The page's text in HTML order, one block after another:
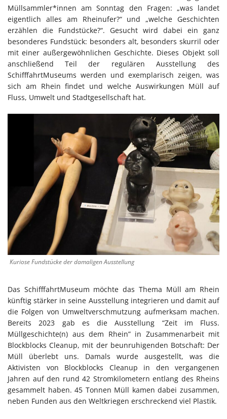
Müllsammler*innen am Sonntag den Fragen: „was landet
eigentlich alles am Rheinufer?“ und „welche Geschichten
erzählen die Fundstücke?“. Gesucht wird dabei ein ganz
besonderes Fundstück: besonders alt, besonders skurril oder
mit einer außergewöhnlichen Geschichte. Dieses Objekt soll
anschließend Teil der regulären Ausstellung des
SchifffahrtMuseums werden und exemplarisch zeigen, was
sich am Rhein findet und welche Auswirkungen Müll auf
Fluss, Umwelt und Stadtgesellschaft hat.
Kuriose Fundstücke der damaligen Ausstellung
Das SchifffahrtMuseum möchte das Thema Müll am Rhein
künftig stärker in seine Ausstellung integrieren und damit auf
die Folgen von Umweltverschmutzung aufmerksam machen.
Bereits 2023 gab es die Ausstellung “Zeit im Fluss.
Müllgeschichte(n) aus dem Rhein” in Zusammenarbeit mit
Blockblocks Cleanup, mit der beunruhigenden Botschaft: Der
Müll überlebt uns. Damals wurde ausgestellt, was die
Aktivisten von Blockblocks Cleanup in den vergangenen
Jahren auf den rund 42 Stromkilometern entlang des Rheins
gesammelt haben. 45 Tonnen Müll kamen dabei zusammen,
neben Funden aus den Weltkriegen erschreckend viel Plastik.